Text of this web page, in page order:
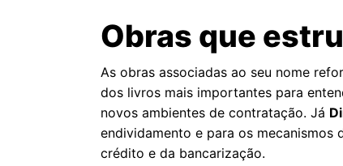
Obras que
As obras associadas ao seu nome
dos livros mais importantes para
novos ambientes de contratação. Já
endividamento e para os mecanismos
crédito e da bancarização.